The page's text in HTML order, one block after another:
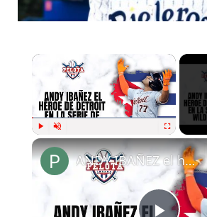
Play Fullscreen
ANDY IBAÑEZ el héroe de DETROIT ante los ASTROS DE HOUSTON